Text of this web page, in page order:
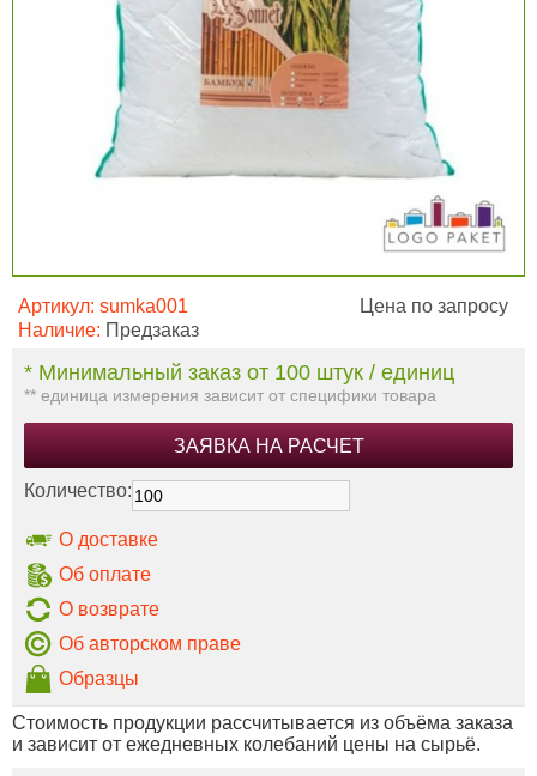
Артикул: sumka001
Наличие: Предзаказ
Цена по запросу
* Минимальный заказ от 100 штук / единиц
** единица измерения зависит от специфики товара
ЗАЯВКА НА РАСЧЕТ
Количество:
О доставке
Об оплате
О возврате
Об авторском праве
Образцы
Стоимость продукции рассчитывается из объёма заказа
и зависит от ежедневных колебаний цены на сырьё.